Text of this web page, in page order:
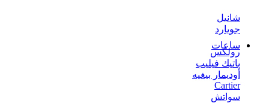
شانيل
جويارد
ساعات
رولكس
باتيك فيليب
أوديمار بيغيه
Cartier
سواتش